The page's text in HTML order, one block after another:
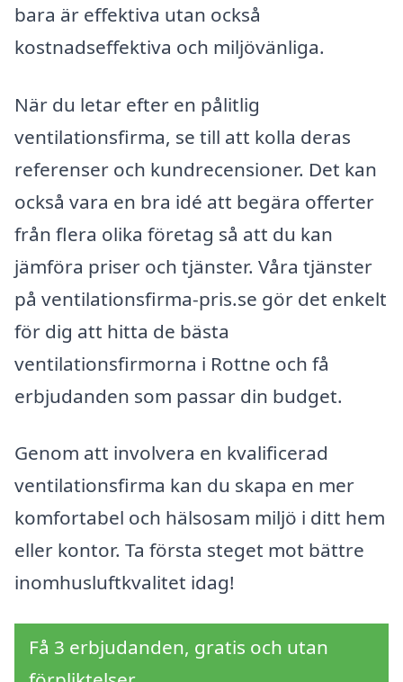
bara är effektiva utan också
kostnadseffektiva och miljövänliga.
När du letar efter en pålitlig
ventilationsfirma, se till att kolla deras
referenser och kundrecensioner. Det kan
också vara en bra idé att begära offerter
från flera olika företag så att du kan
jämföra priser och tjänster. Våra tjänster
på ventilationsfirma-pris.se gör det enkelt
för dig att hitta de bästa
ventilationsfirmorna i Rottne och få
erbjudanden som passar din budget.
Genom att involvera en kvalificerad
ventilationsfirma kan du skapa en mer
komfortabel och hälsosam miljö i ditt hem
eller kontor. Ta första steget mot bättre
inomhusluftkvalitet idag!
Få 3 erbjudanden, gratis och utan